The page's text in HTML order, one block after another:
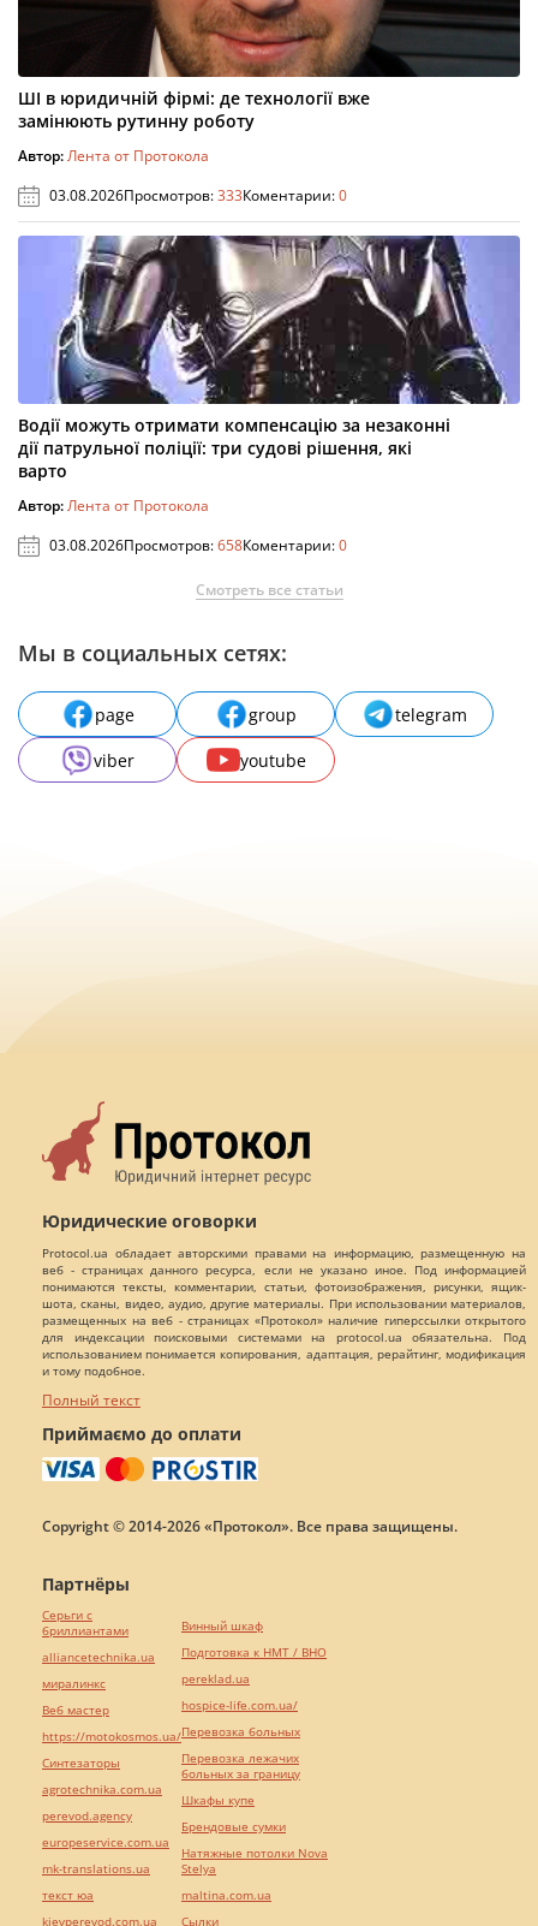
ШІ в юридичній фірмі: де технології вже
замінюють рутинну роботу
Автор:Лента от Протокола
03.08.2026Просмотров:333Коментарии:0
Водії можуть отримати компенсацію за незаконні
дії патрульної поліції: три судові рішення, які
варто
Автор:Лента от Протокола
03.08.2026Просмотров:658Коментарии:0
Смотреть все статьи
Мы в социальных сетях:
page group
telegram
viber
youtube
Юридические оговорки
Protocol.ua обладает авторскими правами на информацию, размещенную на
веб - страницах данного ресурса, если не указано иное. Под информацией
понимаются тексты, комментарии, статьи, фотоизображения, рисунки, ящик-
шота, сканы, видео, аудио, другие материалы. При использовании материалов,
размещенных на веб - страницах «Протокол» наличие гиперссылки открытого
для индексации поисковыми системами на protocol.ua обязательна. Под
использованием понимается копирования, адаптация, рерайтинг, модификация
и тому подобное.
Полный текст
Приймаємо до оплати
Copyright © 2014-2026 «Протокол». Все права защищены.
Партнёры
Серьги с
бриллиантами
alliancetechnika.ua
миралинкс
Веб мастер
https://motokosmos.ua/
Синтезаторы
agrotechnika.com.ua
perevod.agency
europeservice.com.ua
mk-translations.ua
текст юа
kievperevod.com.ua
Винный шкаф
Подготовка к НМТ / ВНО
pereklad.ua
hospice-life.com.ua/
Перевозка больных
Перевозка лежачих
больных за границу
Шкафы купе
Брендовые сумки
Натяжные потолки Nova
Stelya
maltina.com.ua
Cылки